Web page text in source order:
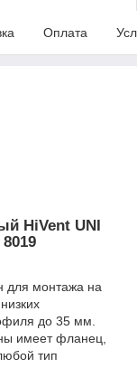
Оплата
HiVent UNI
для монтажа на
до 35 мм.
имеет фланец,
тип